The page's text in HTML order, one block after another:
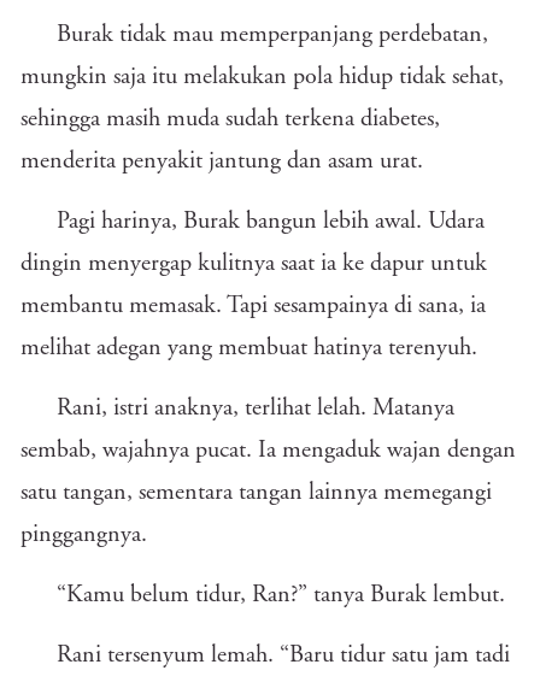
Burak tidak mau memperpanjang perdebatan,
mungkin saja itu melakukan pola hidup tidak sehat,
sehingga masih muda sudah terkena diabetes,
menderita penyakit jantung dan asam urat.
Pagi harinya, Burak bangun lebih awal. Udara
dingin menyergap kulitnya saat ia ke dapur untuk
membantu memasak. Tapi sesampainya di sana, ia
melihat adegan yang membuat hatinya terenyuh.
Rani, istri anaknya, terlihat lelah. Matanya
sembab, wajahnya pucat. Ia mengaduk wajan dengan
satu tangan, sementara tangan lainnya memegangi
pinggangnya.
“Kamu belum tidur, Ran?” tanya Burak lembut.
Rani tersenyum lemah. “Baru tidur satu jam tadi